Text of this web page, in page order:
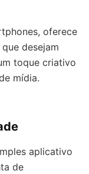
oferece
desejam
toque criativo
mídia.
aplicativo
de